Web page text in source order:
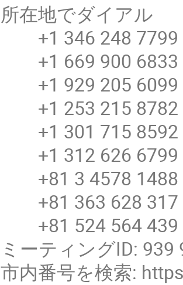
所在地でダイアル
+1 346 248 7799
+1 669 900 6833
+1 929 205 6099
+1 253 215 8782
+1 301 715 8592
+1 312 626 6799
+81 3 4578 1488
+81 363 628 317
+81 524 564 439
ミーティングID: 939
市内番号を検索: